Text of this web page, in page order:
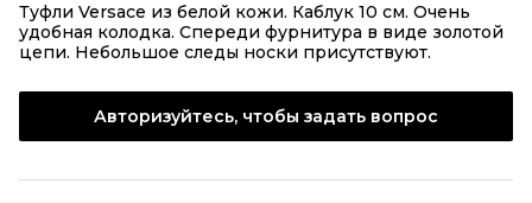
Туфли Versace из белой кожи. Каблук 10 см. Очень
удобная колодка. Спереди фурнитура в виде золотой
цепи. Небольшое следы носки присутствуют.
Авторизуйтесь, чтобы задать вопрос